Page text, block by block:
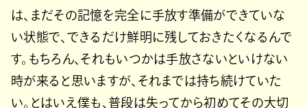
は、まだその記憶を完全に手放す準備ができていな
い状態で、できるだけ鮮明に残しておきたくなるんで
す。もちろん、それもいつかは手放さないといけない
時が来ると思いますが、それまでは持ち続けていた
い。とはいえ僕も、普段は失ってから初めてその大切